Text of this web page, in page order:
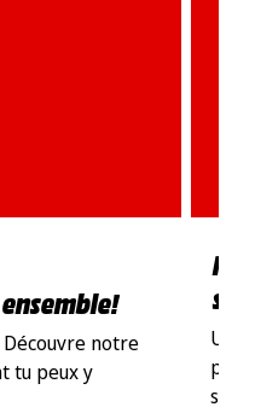
Découvre notre
tu peux y
Un
pas
sur